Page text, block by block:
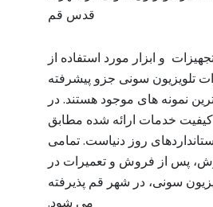
و ابزار مورد استفاده از
تلویزیون سونی جزو پیشرفته
نمونه های موجود هستند. در
خدمات ارائه شده مطابق
روز دنیاست. تمامی
پس از فروش و تعمیرات در
سونی، در شهر قم پذیرفته
می شود.